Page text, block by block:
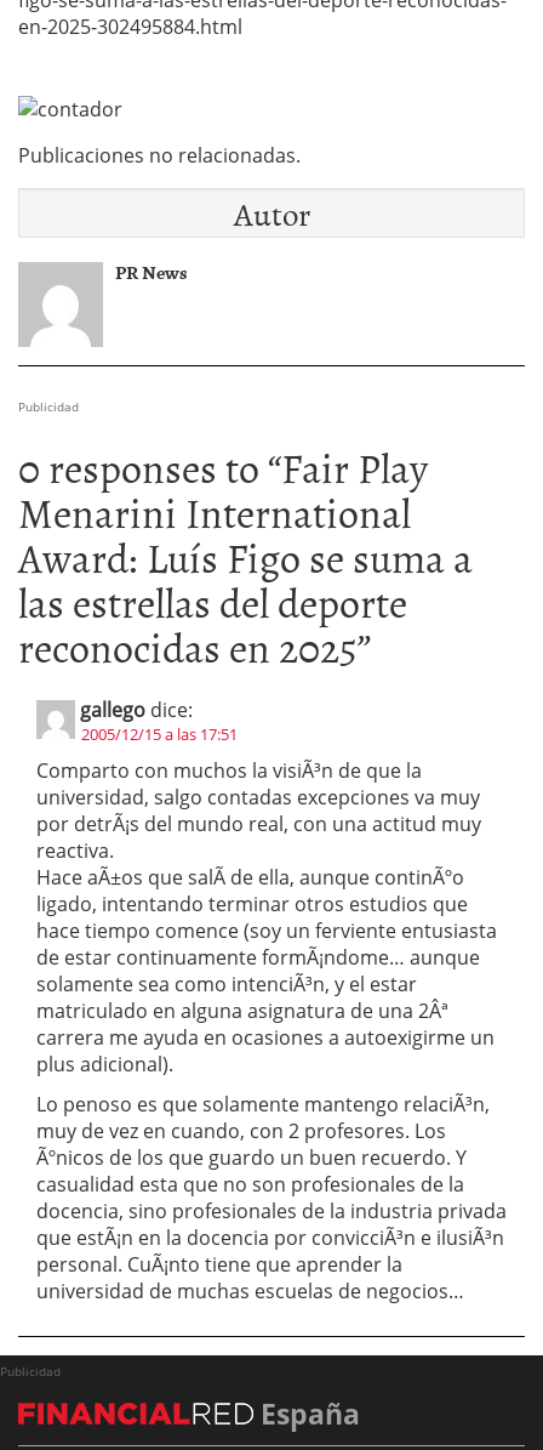
en-2025-302495884.html
Publicaciones no relacionadas.
Autor
PR News
Publicidad
0 responses to “Fair Play
Menarini International
Award: Luís Figo se suma a
las estrellas del deporte
reconocidas en 2025”
gallego dice:
2005/12/15 a las 17:51
Comparto con muchos la visiÃ³n de que la
universidad, salgo contadas excepciones va muy
por detrÃ¡s del mundo real, con una actitud muy
reactiva.
Hace aÃ±os que salÃ­ de ella, aunque continÃºo
ligado, intentando terminar otros estudios que
hace tiempo comence (soy un ferviente entusiasta
de estar continuamente formÃ¡ndome… aunque
solamente sea como intenciÃ³n, y el estar
matriculado en alguna asignatura de una 2Âª
carrera me ayuda en ocasiones a autoexigirme un
plus adicional).
Lo penoso es que solamente mantengo relaciÃ³n,
muy de vez en cuando, con 2 profesores. Los
Ãºnicos de los que guardo un buen recuerdo. Y
casualidad esta que no son profesionales de la
docencia, sino profesionales de la industria privada
que estÃ¡n en la docencia por convicciÃ³n e ilusiÃ³n
personal. CuÃ¡nto tiene que aprender la
universidad de muchas escuelas de negocios…
Publicidad
España